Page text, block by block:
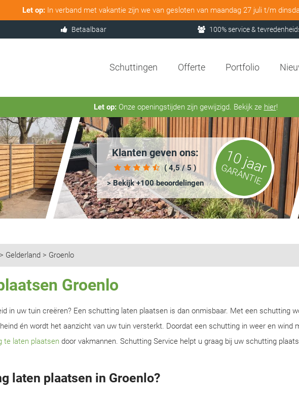
Let op:In verband met vakantie zijn we van gesloten van maandag 27 juli t/m
Betaalbaar 100% service &
Schuttingen Offerte Portfolio
Let op:Onze openingstijden zijn gewijzigd. Bekijk ze hier!
Klanten geven ons:
( 4,5 / 5 )
> Bekijk +100 beoordelingen
10 jaar
GARANTIE
> Gelderland > Groenlo
Groenlo
in uw tuin creëren? Een schutting laten plaatsen is dan onmisbaar. Met een schutting
én wordt het aanzicht van uw tuin versterkt. Doordat een schutting in weer en wind
te laten plaatsen door vakmannen. Schutting Service helpt u graag bij uw schutting
laten plaatsen in Groenlo?